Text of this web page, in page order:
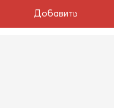
Добавить